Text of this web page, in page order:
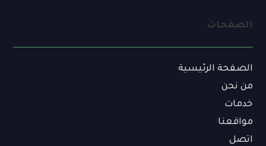
الصفحات
الصفحة الرئيسية
من نحن
خدمات
مواقعنا
اتصل